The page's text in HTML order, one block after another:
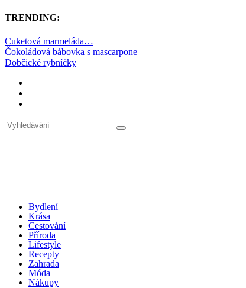
TRENDING:
Cuketová marmeláda…
Čokoládová bábovka s mascarpone
Dobčické rybníčky
Bydlení
Krása
Cestování
Příroda
Lifestyle
Recepty
Zahrada
Móda
Nákupy